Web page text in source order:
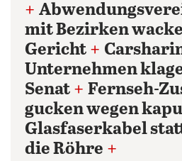
+
mit Bezirken
Gericht +
Unternehmen
Senat + Fernseh-
gucken wegen
Glasfaserkabel
die Röhre +